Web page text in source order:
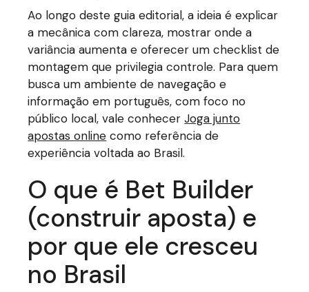
Ao longo deste guia editorial, a ideia é explicar
a mecânica com clareza, mostrar onde a
variância aumenta e oferecer um checklist de
montagem que privilegia controle. Para quem
busca um ambiente de navegação e
informação em português, com foco no
público local, vale conhecerJoga junto
apostas online como referência de
experiência voltada ao Brasil.
O que é Bet Builder
(construir aposta) e
por que ele cresceu
no Brasil